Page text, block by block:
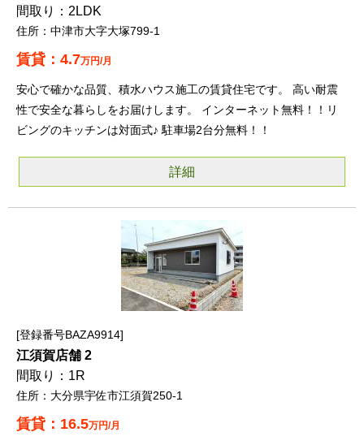
2LDK
中津市大字大塚799-1
4.7万円/月
安心で確かな品質、積水ハウス施工の賃貸住宅です。 高い耐震
性で安全な暮らしをお届けします。 インターネット無料！！リ
ビングのキッチンは対面式♪ 駐車場2台分無料！！
詳細
登録番号BAZA9914
江須賀店舗 2
1R
大分県宇佐市江須賀250-1
16.5万円/月